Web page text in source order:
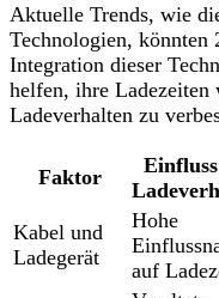
Aktuelle Trends, wie
Technologien, könnten
Integration dieser
helfen, ihre Ladezeiten
Ladeverhalten zu
Faktor
Kabel und
Ladegerät
Hohe
auf